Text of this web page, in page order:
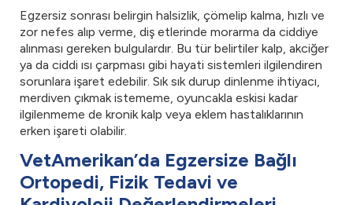
Egzersiz sonrası belirgin halsizlik, çömelip kalma, hızlı ve
zor nefes alıp verme, diş etlerinde morarma da ciddiye
alınması gereken bulgulardır. Bu tür belirtiler kalp, akciğer
ya da ciddi ısı çarpması gibi hayati sistemleri ilgilendiren
sorunlara işaret edebilir. Sık sık durup dinlenme ihtiyacı,
merdiven çıkmak istememe, oyuncakla eskisi kadar
ilgilenmeme de kronik kalp veya eklem hastalıklarının
erken işareti olabilir.
VetAmerikan’da Egzersize Bağlı
Ortopedi, Fizik Tedavi ve